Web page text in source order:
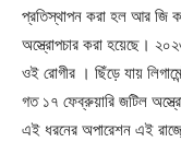
প্রতিস্থাপন করা হল আর জি
অস্ত্রোপচার করা হয়েছে।
ওই রোগীর । ছিঁড়ে যায়
গত ১৭ ফেব্রুয়ারি জটিল
এই ধরনের অপারেশন এই